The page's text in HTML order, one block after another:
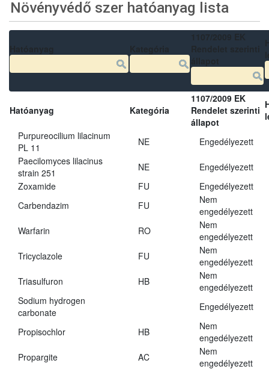
Növényvédő szer hatóanyag lista
Hatóanyag Kategória
1107/2009 EK
Rendelet szerinti
állapot
Purpureocilium lilacinum
PL 11
NE
Engedélyezett
Paecilomyces lilacinus
strain 251
NE
Engedélyezett
Zoxamide
FU
Engedélyezett
Carbendazim
FU
Nem
engedélyezett
Warfarin
RO
Nem
engedélyezett
Tricyclazole
FU
Nem
engedélyezett
Triasulfuron
HB
Nem
engedélyezett
Sodium hydrogen
carbonate
Engedélyezett
Propisochlor HB
Nem
engedélyezett
Propargite
AC
Nem
engedélyezett